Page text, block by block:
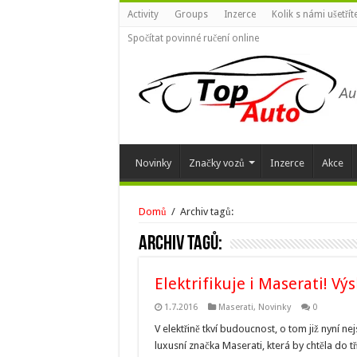
Activity Groups Inzerce Kolik s námi
Spočítat povinné ručení online
Novinky Značky vozů Inzerce Akce
Domů / Archiv tagů:
Archiv tagů:
Elektrifikuje i Maserati!
1.7.2016 Maserati, Novinky 0
V elektřině tkví budoucnost, o tom již nyní
luxusní značka Maserati, která by chtěla do